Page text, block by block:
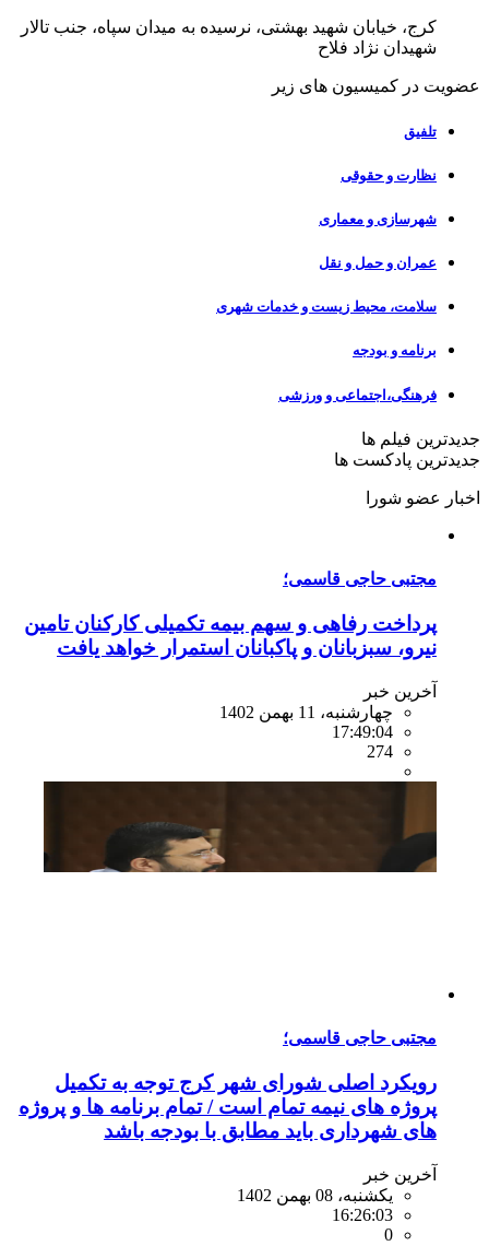
کرج، خیابان شهید بهشتی، نرسیده به میدان سپاه، جنب تالار
شهیدان نژاد فلاح
عضویت در کمیسیون های زیر
تلفیق
نظارت و حقوقی
شهرسازی و معماری
عمران و حمل و نقل
سلامت، محیط زیست و خدمات شهری
برنامه و بودجه
فرهنگی،اجتماعی و ورزشی
جدیدترین فیلم ها
جدیدترین پادکست ها
اخبار عضو شورا
مجتبی حاجی قاسمی؛
پرداخت رفاهی و سهم بیمه تکمیلی کارکنان تامین
نیرو، سبزبانان و پاکبانان استمرار خواهد یافت
آخرین خبر
چهارشنبه، 11 بهمن 1402
17:49:04
274
مجتبی حاجی قاسمی؛
رویکرد اصلی شورای شهر کرج توجه به تکمیل
پروژه های نیمه تمام است / تمام برنامه ها و پروژه
های شهرداری باید مطابق با بودجه باشد
آخرین خبر
یکشنبه، 08 بهمن 1402
16:26:03
0